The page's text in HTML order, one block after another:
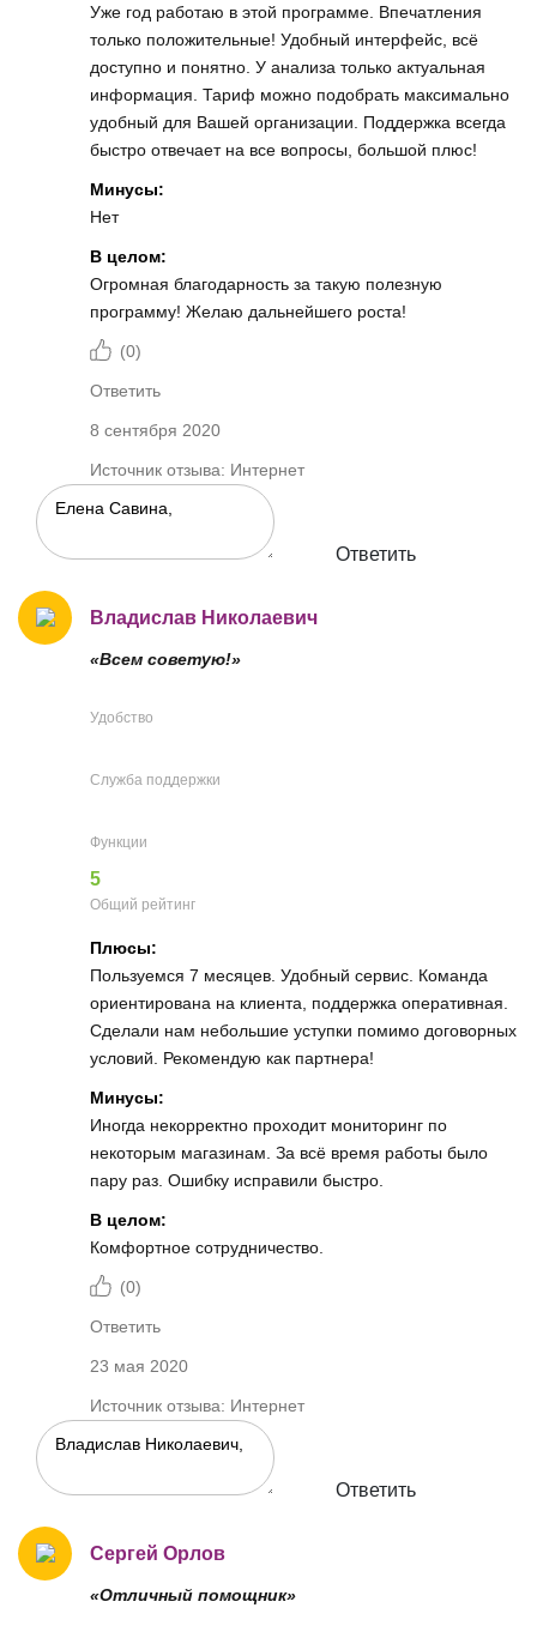
Уже год работаю в этой программе. Впечатления
только положительные! Удобный интерфейс, всё
доступно и понятно. У анализа только актуальная
информация. Тариф можно подобрать максимально
удобный для Вашей организации. Поддержка всегда
быстро отвечает на все вопросы, большой плюс!
Минусы:
Нет
В целом:
Огромная благодарность за такую полезную
программу! Желаю дальнейшего роста!
(0)
Ответить
8 сентября 2020
Источник отзыва: Интернет
Ответить
Владислав Николаевич
«Всем советую!»
Удобство
Служба поддержки
Функции
5
Общий рейтинг
Плюсы:
Пользуемся 7 месяцев. Удобный сервис. Команда
ориентирована на клиента, поддержка оперативная.
Сделали нам небольшие уступки помимо договорных
условий. Рекомендую как партнера!
Минусы:
Иногда некорректно проходит мониторинг по
некоторым магазинам. За всё время работы было
пару раз. Ошибку исправили быстро.
В целом:
Комфортное сотрудничество.
(0)
Ответить
23 мая 2020
Источник отзыва: Интернет
Ответить
Сергей Орлов
«Отличный помощник»